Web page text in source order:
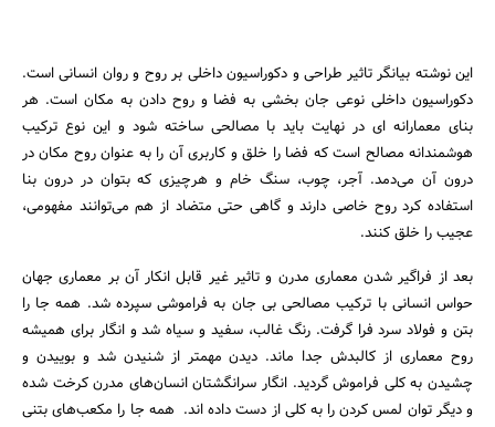
این نوشته بیانگر تاثیر طراحی و دکوراسیون داخلی بر روح و روان انسانی است.
دکوراسیون داخلی نوعی جان بخشی به فضا و روح دادن به مکان است. هر
بنای معمارانه ای در نهایت باید با مصالحی ساخته شود و این نوع ترکیب
هوشمندانه مصالح است که فضا را خلق و کاربری آن را به عنوان روح مکان در
درون آن می‌دمد. آجر، چوب، سنگ خام و هرچیزی که بتوان در درون بنا
استفاده کرد روح خاصی دارند و گاهی حتی متضاد از هم می‌توانند مفهومی،
عجیب را خلق کنند.
بعد از فراگیر شدن معماری مدرن و تاثیر غیر قابل انکار آن بر معماری جهان
حواس انسانی با ترکیب مصالحی بی جان به فراموشی سپرده شد. همه جا را
بتن و فولاد سرد فرا گرفت. رنگ غالب، سفید و سیاه شد و انگار برای همیشه
روح معماری از کالبدش جدا ماند. دیدن مهمتر از شنیدن شد و بوییدن و
چشیدن به کلی فراموش گردید. انگار سرانگشتان انسان‌های مدرن کرخت شده
و دیگر توان لمس کردن را به کلی از دست داده اند. همه جا را مکعب‌های بتنی